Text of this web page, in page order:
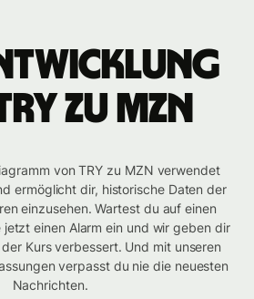
zu MZN
von TRY zu MZN verwendet
ermöglicht dir, historische Daten der
einzusehen. Wartest du auf einen
jetzt einen Alarm ein und wir geben dir
Kurs verbessert. Und mit unseren
verpasst du nie die neuesten
Nachrichten.